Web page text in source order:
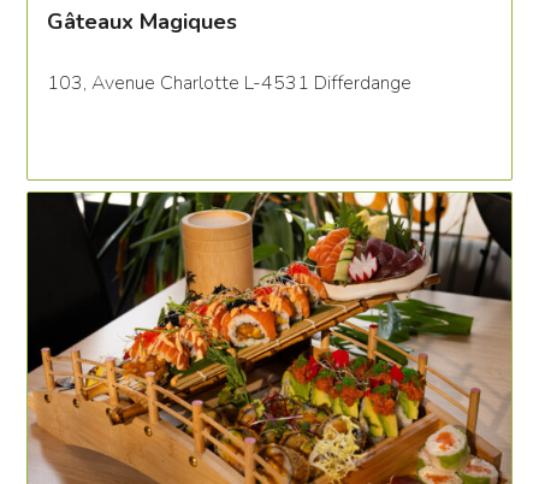
Gâteaux Magiques
103, Avenue Charlotte L-4531 Differdange